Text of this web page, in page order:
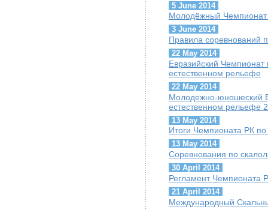
5 June 2014
Молодёжный Чемпионат
3 June 2014
Правила соревнований
22 May 2014
Евразийский Чемпионат
естественном рельефе
22 May 2014
Молодежно-юношеский
естественном рельефе
13 May 2014
Итоги Чемпионата РК
13 May 2014
Cоревнования по
30 April 2014
Регламент Чемпионата
21 April 2014
Международный